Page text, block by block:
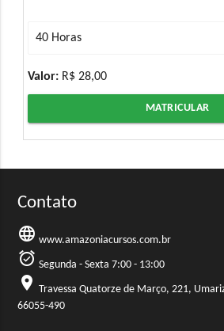
Valor: R$ 28,00
MATRICULAR
Contato
language www.amazoniacursos.com.br
alarm_on Segunda - Sexta 7:00 - 13:00
location_on Travessa Quatorze de Março, 221,
66055-490